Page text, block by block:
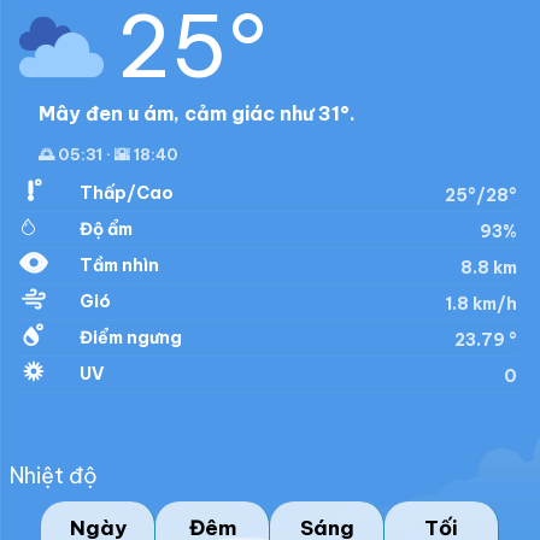
25°
Mây đen u ám, cảm giác như 31°.
🌅 05:31 · 🌇 18:40
Thấp/Cao
25°/28°
Độ ẩm
93%
Tầm nhìn
8.8 km
Gió
1.8 km/h
Điểm ngưng
23.79 °
UV
0
Nhiệt độ
Ngày Đêm Sáng Tối